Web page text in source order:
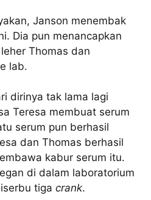
Janson menembak
Dia pun menancapkan
Thomas dan
lab.
dirinya tak lama lagi
Teresa membuat serum
serum pun berhasil
dan Thomas berhasil
kabur serum itu.
di dalam laboratorium
tiga crank.